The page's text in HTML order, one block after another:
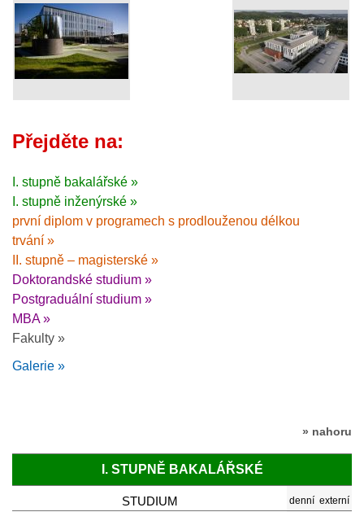
Přejděte na:
I. stupně bakalářské »
I. stupně inženýrské »
první diplom v programech s prodlouženou délkou
trvání »
II. stupně – magisterské »
Doktorandské studium »
Postgraduální studium »
MBA »
Fakulty »
Galerie »
» nahoru
I. STUPNĚ BAKALÁŘSKÉ
STUDIUM denní externí